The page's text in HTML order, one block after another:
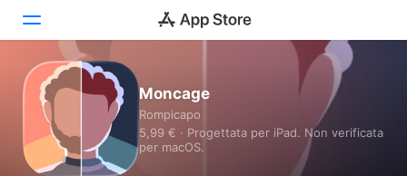
Oggi
Giochi
App
Moncage
Rompicapo
5,99 € · Progettata per iPad. Non verificata
per macOS.